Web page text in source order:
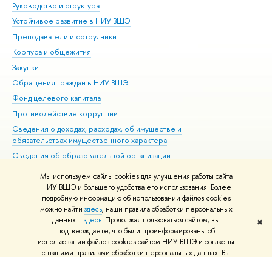
Мы используем файлы cookies для улучшения работы сайта
НИУ ВШЭ и большего удобства его использования. Более
подробную информацию об использовании файлов cookies
можно найти здесь, наши правила обработки персональных
данных –здесь. Продолжая пользоваться сайтом, вы
подтверждаете, что были проинформированы об
использовании файлов cookies сайтом НИУ ВШЭ и согласны
с нашими правилами обработки персональных данных. Вы
✖
Руководство и структура
Устойчивое развитие в НИУ ВШЭ
Преподаватели и сотрудники
Корпуса и общежития
Закупки
Обращения граждан в НИУ ВШЭ
Фонд целевого капитала
Противодействие коррупции
Сведения о доходах, расходах, об имуществе и
обязательствах имущественного характера
Сведения об образовательной организации
Людям с ограниченными возможностями здоровья
Единая платежная страница
Работа в Вышке
© НИУ ВШЭ 1993–2026 Адреса и контакты Условия использования
материалов Политика конфиденциальности Карта сайта